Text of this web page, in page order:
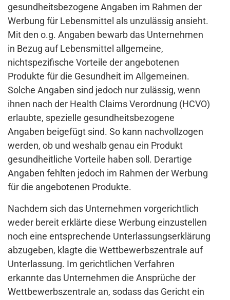
gesundheitsbezogene Angaben im Rahmen der
Werbung für Lebensmittel als unzulässig ansieht.
Mit den o.g. Angaben bewarb das Unternehmen
in Bezug auf Lebensmittel allgemeine,
nichtspezifische Vorteile der angebotenen
Produkte für die Gesundheit im Allgemeinen.
Solche Angaben sind jedoch nur zulässig, wenn
ihnen nach der Health Claims Verordnung (HCVO)
erlaubte, spezielle gesundheitsbezogene
Angaben beigefügt sind. So kann nachvollzogen
werden, ob und weshalb genau ein Produkt
gesundheitliche Vorteile haben soll. Derartige
Angaben fehlten jedoch im Rahmen der Werbung
für die angebotenen Produkte.
Nachdem sich das Unternehmen vorgerichtlich
weder bereit erklärte diese Werbung einzustellen
noch eine entsprechende Unterlassungserklärung
abzugeben, klagte die Wettbewerbszentrale auf
Unterlassung. Im gerichtlichen Verfahren
erkannte das Unternehmen die Ansprüche der
Wettbewerbszentrale an, sodass das Gericht ein